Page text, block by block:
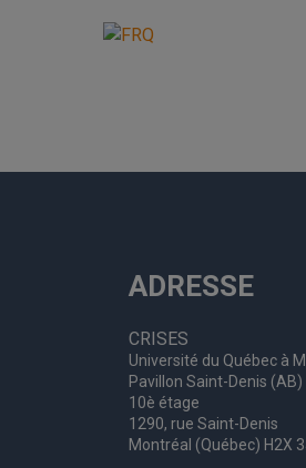
ADRESSE
CRISES
Université du Québec à
Pavillon Saint-Denis (AB)
10è étage
1290, rue Saint-Denis
Montréal (Québec) H2X